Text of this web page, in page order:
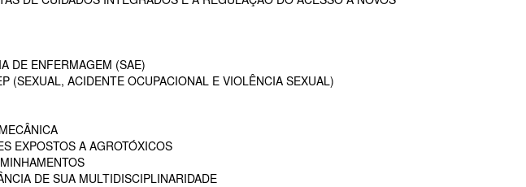
DE ENFERMAGEM (SAE)
(SEXUAL, ACIDENTE OCUPACIONAL E VIOLÊNCIA SEXUAL)
EXPOSTOS A AGROTÓXICOS
DE SUA MULTIDISCIPLINARIDADE